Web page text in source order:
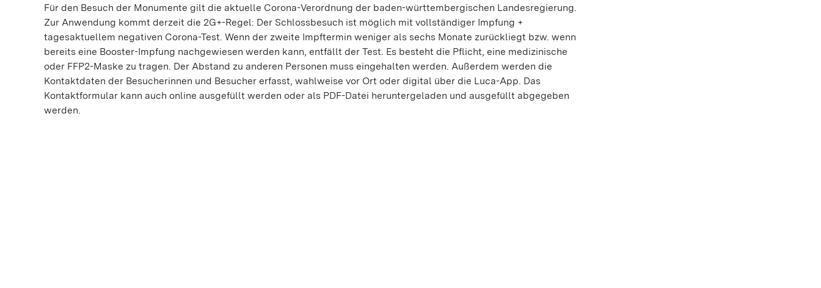
Für den Besuch der Monumente gilt die aktuelle Corona-Verordnung der baden-württembergischen Landesregierung.
Zur Anwendung kommt derzeit die 2G+-Regel: Der Schlossbesuch ist möglich mit vollständiger Impfung +
tagesaktuellem negativen Corona-Test. Wenn der zweite Impftermin weniger als sechs Monate zurückliegt bzw. wenn
bereits eine Booster-Impfung nachgewiesen werden kann, entfällt der Test. Es besteht die Pflicht, eine medizinische
oder FFP2-Maske zu tragen. Der Abstand zu anderen Personen muss eingehalten werden. Außerdem werden die
Kontaktdaten der Besucherinnen und Besucher erfasst, wahlweise vor Ort oder digital über die Luca-App. Das
Kontaktformular kann auch online ausgefüllt werden oder als PDF-Datei heruntergeladen und ausgefüllt abgegeben
werden.